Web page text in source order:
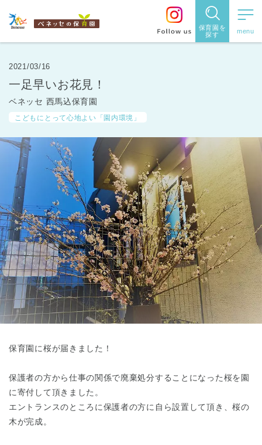
保育園を
探す
保育園を探す
名から探
都道府県
から探す
東京都
東京都 全域
2021/03/16
一足早いお花見！
ベネッセ 西馬込保育園
こどもにとって心地よい「園内環境」
保育園に桜が届きました！
保護者の方から仕事の関係で廃棄処分することになった桜を園
に寄付して頂きました。
エントランスのところに保護者の方に自ら設置して頂き、桜の
木が完成。